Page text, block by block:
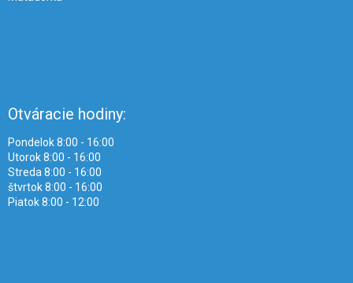
Otváracie hodiny:
Pondelok 8:00 - 16:00
Utorok 8:00 - 16:00
Streda 8:00 - 16:00
štvrtok 8:00 - 16:00
Piatok 8:00 - 12:00